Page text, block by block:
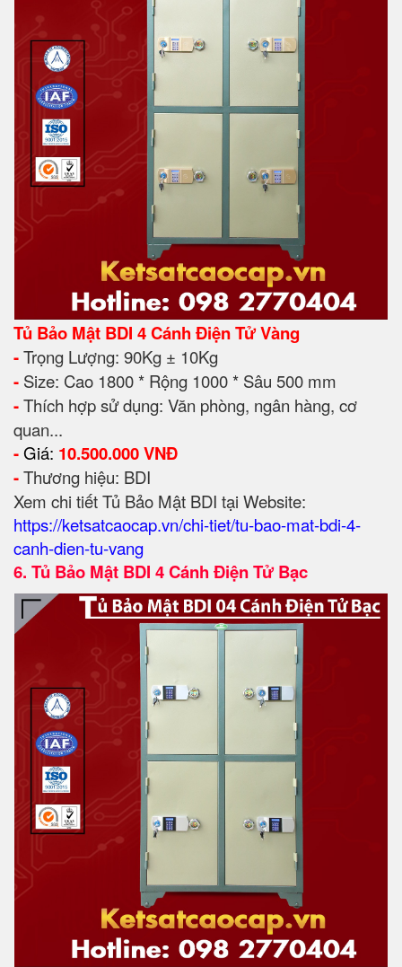
Tủ Bảo Mật BDI 4 Cánh Điện Tử Vàng
-Trọng Lượng: 90Kg ± 10Kg
- Size: Cao 1800 * Rộng 1000 * Sâu 500 mm
-Thích hợp sử dụng: Văn phòng, ngân hàng, cơ
quan...
-Giá: 10.500.000 VNĐ
-Thương hiệu: BDI
Xem chi tiết Tủ Bảo Mật BDI tại Website:
https://ketsatcaocap.vn/chi-tiet/tu-bao-mat-bdi-4-
canh-dien-tu-vang
6. Tủ Bảo Mật BDI 4 Cánh Điện Tử Bạc